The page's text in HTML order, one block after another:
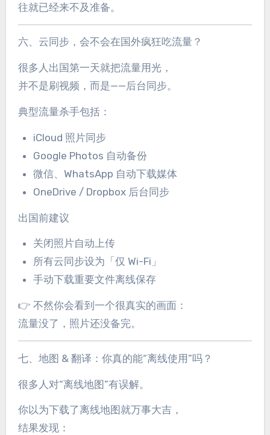
往就已经来不及准备。
六、云同步，会不会在国外疯狂吃流量？
很多人出国第一天就把流量用光，
并不是刷视频，而是——后台同步。
典型流量杀手包括：
iCloud 照片同步
Google Photos 自动备份
微信、WhatsApp 自动下载媒体
OneDrive / Dropbox 后台同步
出国前建议
关闭照片自动上传
所有云同步设为「仅 Wi-Fi」
手动下载重要文件离线保存
👉 不然你会看到一个很真实的画面：
流量没了，照片还没备完。
七、地图 & 翻译：你真的能“离线使用”吗？
很多人对“离线地图”有误解。
你以为下载了离线地图就万事大吉，
结果发现：